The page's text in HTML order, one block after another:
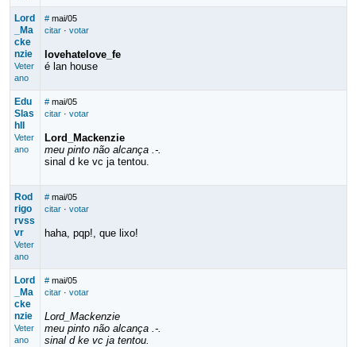
Lord
_Ma
cke
nzie
Veter
ano
# mai/05
citar· votar
lovehatelove_fe
é lan house
Edu
Slas
hII
Veter
ano
# mai/05
citar· votar
Lord_Mackenzie
meu pinto não alcança .-.
sinal d ke vc ja tentou.
Rod
rigo
rvss
vr
Veter
ano
# mai/05
citar· votar
haha, pqp!, que lixo!
Lord
_Ma
cke
nzie
Veter
ano
# mai/05
citar· votar
Lord_Mackenzie
meu pinto não alcança .-.
sinal d ke vc ja tentou.